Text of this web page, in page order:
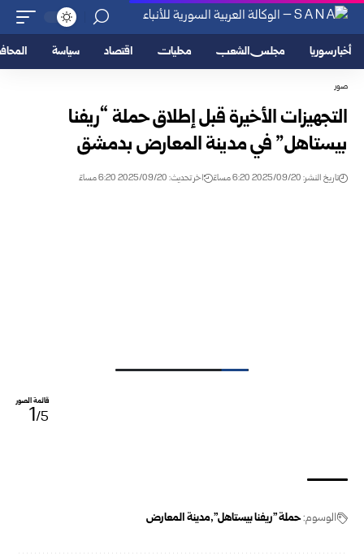
أخبار سوريا مجلس الشعب محليات اقتصاد سياسة
صور
التجهيزات الأخيرة قبل إطلاق حملة “ريفنا
بيستاهل” في مدينة المعارض بدمشق
تاريخ النشر: 2025/09/20 6:20 مساءً اخر تحديث: 2025/09/20 6:20 مساءً
قائمة الصور
1/5
الوسوم:حملة "ريفنا بيستاهل" مدينة المعارض